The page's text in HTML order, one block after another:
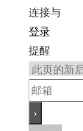
连接与
登录
提醒